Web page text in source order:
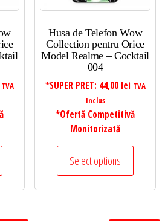
TVA
Husa de Telefon Wow
Collection pentru Orice
Model Realme – Cocktail
004
*SUPER PRET: 44,00 lei TVA
Inclus
*Ofertă Competitivă
Monitorizată
Select options